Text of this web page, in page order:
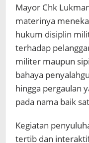
Mayor Chk
materinya
hukum disiplin
terhadap
militer maupun
bahaya
hingga pergaulan
pada nama baik
Kegiatan
tertib dan